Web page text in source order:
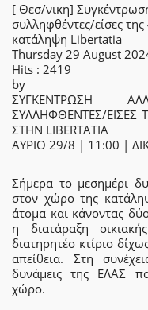
[ Θεσ/νικη]
συλληφθέντες/είσες
κατάληψη Libertatia
Thursday 29 August
Hits : 2419
by
ΣΥΓΚΕΝΤΡΩΣΗ
ΣΥΛΛΗΦΘΕΝΤΕΣ/
ΣΤΗΝ LIBERTATIA
ΑΥΡΙΟ 29/8 | 11:00 |
Σήμερα το μεσημέρι
στον χώρο της
άτομα και κάνοντας
η διατάραξη
διατηρητέο κτίριο
απείθεια. Στη
δυνάμεις της ΕΛΑΣ
χώρο.